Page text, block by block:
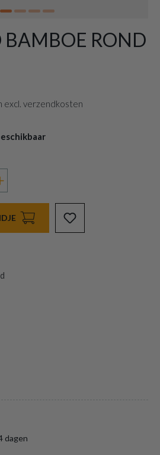
ROND
excl. verzendkosten
dagen